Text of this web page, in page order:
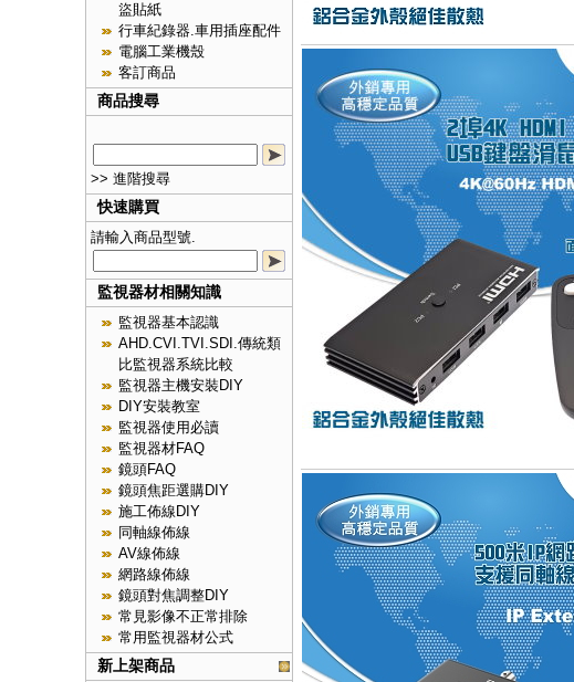
盜貼紙
行車紀錄器.車用插座配件
電腦工業機殼
客訂商品
商品搜尋
>> 進階搜尋
快速購買
請輸入商品型號.
監視器材相關知識
監視器基本認識
AHD.CVI.TVI.SDI.傳統類
比監視器系統比較
監視器主機安裝DIY
DIY安裝教室
監視器使用必讀
監視器材FAQ
鏡頭FAQ
鏡頭焦距選購DIY
施工佈線DIY
同軸線佈線
AV線佈線
網路線佈線
鏡頭對焦調整DIY
常見影像不正常排除
常用監視器材公式
新上架商品